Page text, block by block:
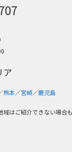
ア
熊本／宮崎／鹿児島
はご紹介できない場合